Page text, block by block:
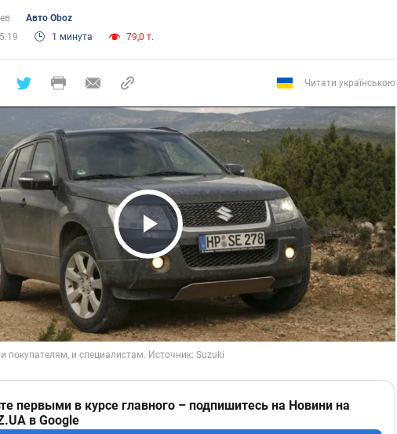
Авто Oboz
1 минута 79,0 т.
Читати українською
Play Video
первыми в курсе главного – подпишитесь на Новини на
в Google